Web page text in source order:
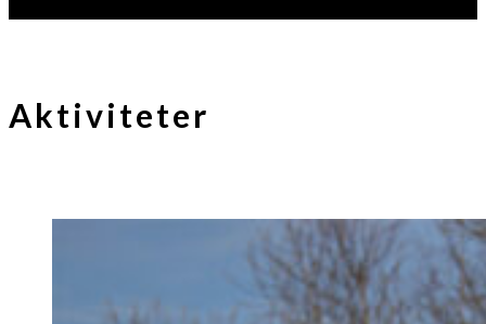
Aktiviteter